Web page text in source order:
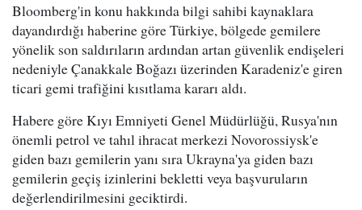
Bloomberg'in konu hakkında bilgi sahibi kaynaklara
dayandırdığı haberine göre Türkiye, bölgede gemilere
yönelik son saldırıların ardından artan güvenlik endişeleri
nedeniyle Çanakkale Boğazı üzerinden Karadeniz'e giren
ticari gemi trafiğini kısıtlama kararı aldı.
Habere göre Kıyı Emniyeti Genel Müdürlüğü, Rusya'nın
önemli petrol ve tahıl ihracat merkezi Novorossiysk'e
giden bazı gemilerin yanı sıra Ukrayna'ya giden bazı
gemilerin geçiş izinlerini bekletti veya başvuruların
değerlendirilmesini geciktirdi.